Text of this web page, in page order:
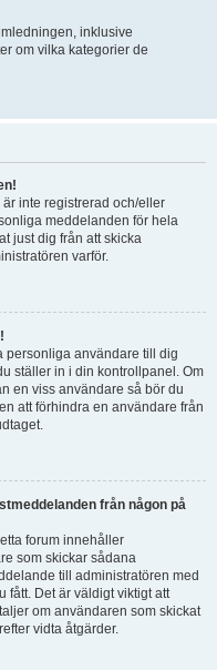
inklusive
om vilka kategorier de
inte registrerad och/eller
meddelanden för hela
just dig från att skicka
varför.
personliga användare till dig
ställer in i din kontrollpanel. Om
en viss användare så bör du
att förhindra en användare från
från någon på
forum innehåller
som skickar sådana
till administratören med
fått. Det är väldigt viktigt att
om användaren som skickat
vidta åtgärder.